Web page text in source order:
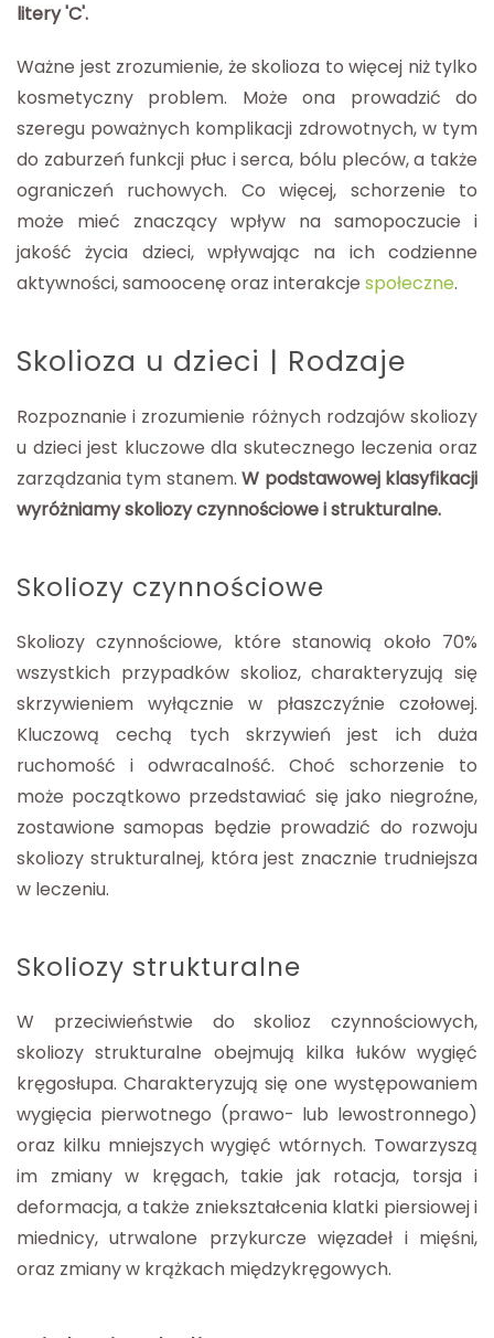
litery 'C'.
Ważne jest zrozumienie, że skolioza to więcej niż tylko
kosmetyczny problem. Może ona prowadzić do
szeregu poważnych komplikacji zdrowotnych, w tym
do zaburzeń funkcji płuc i serca, bólu pleców, a także
ograniczeń ruchowych. Co więcej, schorzenie to
może mieć znaczący wpływ na samopoczucie i
jakość życia dzieci, wpływając na ich codzienne
aktywności, samoocenę oraz interakcje społeczne.
Skolioza u dzieci | Rodzaje
Rozpoznanie i zrozumienie różnych rodzajów skoliozy
u dzieci jest kluczowe dla skutecznego leczenia oraz
zarządzania tym stanem. W podstawowej klasyfikacji
wyróżniamy skoliozy czynnościowe i strukturalne.
Skoliozy czynnościowe
Skoliozy czynnościowe, które stanowią około 70%
wszystkich przypadków skolioz, charakteryzują się
skrzywieniem wyłącznie w płaszczyźnie czołowej.
Kluczową cechą tych skrzywień jest ich duża
ruchomość i odwracalność. Choć schorzenie to
może początkowo przedstawiać się jako niegroźne,
zostawione samopas będzie prowadzić do rozwoju
skoliozy strukturalnej, która jest znacznie trudniejsza
w leczeniu.
Skoliozy strukturalne
W przeciwieństwie do skolioz czynnościowych,
skoliozy strukturalne obejmują kilka łuków wygięć
kręgosłupa. Charakteryzują się one występowaniem
wygięcia pierwotnego (prawo- lub lewostronnego)
oraz kilku mniejszych wygięć wtórnych. Towarzyszą
im zmiany w kręgach, takie jak rotacja, torsja i
deformacja, a także zniekształcenia klatki piersiowej i
miednicy, utrwalone przykurcze więzadeł i mięśni,
oraz zmiany w krążkach międzykręgowych.